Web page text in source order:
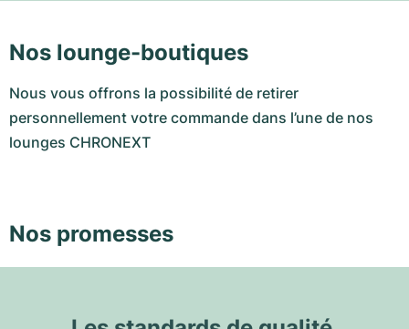
Nos lounge-boutiques
Nous vous offrons la possibilité de retirer
personnellement votre commande dans l’une de nos
lounges CHRONEXT
Nos promesses